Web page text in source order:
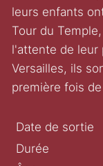
leurs enfants
Tour du
l'attente de leur
Versailles, ils
première fois
Date de sortie
Durée